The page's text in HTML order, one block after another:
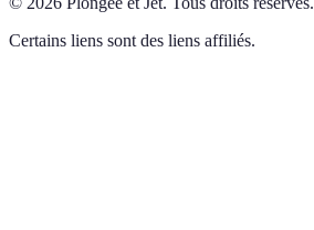
Certains liens sont des liens affiliés.